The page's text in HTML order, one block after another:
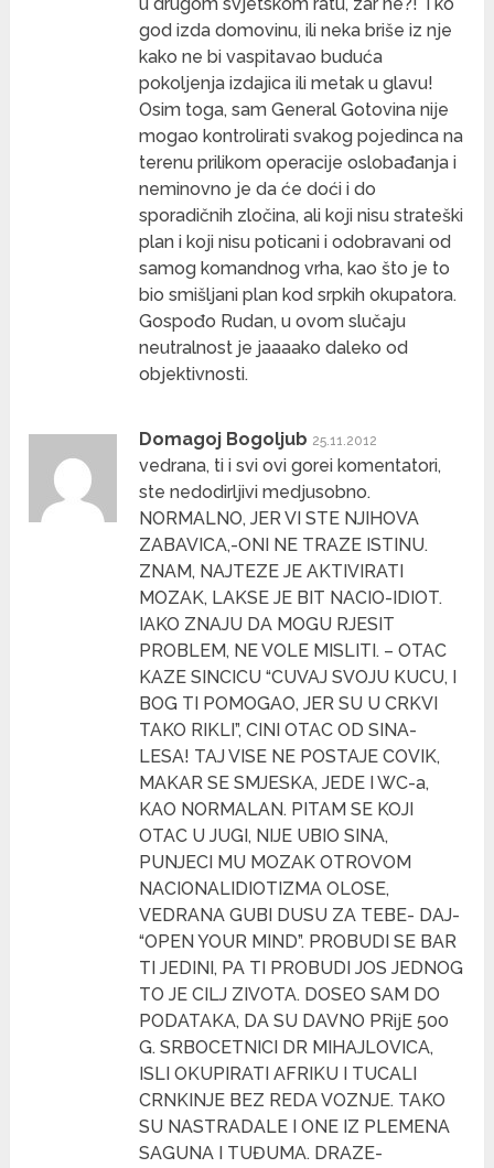
god izda domovinu, ili neka briše iz nje
kako ne bi vaspitavao buduća
pokoljenja izdajica ili metak u glavu!
Osim toga, sam General Gotovina nije
mogao kontrolirati svakog pojedinca na
terenu prilikom operacije oslobađanja i
neminovno je da će doći i do
sporadičnih zločina, ali koji nisu strateški
plan i koji nisu poticani i odobravani od
samog komandnog vrha, kao što je to
bio smišljani plan kod srpkih okupatora.
Gospođo Rudan, u ovom slučaju
neutralnost je jaaaako daleko od
objektivnosti.
Domagoj Bogoljub 25.11.2012
vedrana, ti i svi ovi gorei komentatori,
ste nedodirljivi medjusobno.
NORMALNO, JER VI STE NJIHOVA
ZABAVICA,-ONI NE TRAZE ISTINU.
ZNAM, NAJTEZE JE AKTIVIRATI
MOZAK, LAKSE JE BIT NACIO-IDIOT.
IAKO ZNAJU DA MOGU RJESIT
PROBLEM, NE VOLE MISLITI. – OTAC
KAZE SINCICU “CUVAJ SVOJU KUCU, I
BOG TI POMOGAO, JER SU U CRKVI
TAKO RIKLI”, CINI OTAC OD SINA-
LESA! TAJ VISE NE POSTAJE COVIK,
MAKAR SE SMJESKA, JEDE I WC-a,
KAO NORMALAN. PITAM SE KOJI
OTAC U JUGI, NIJE UBIO SINA,
PUNJECI MU MOZAK OTROVOM
NACIONALIDIOTIZMA OLOSE,
VEDRANA GUBI DUSU ZA TEBE- DAJ-
“OPEN YOUR MIND”. PROBUDI SE BAR
TI JEDINI, PA TI PROBUDI JOS JEDNOG
TO JE CILJ ZIVOTA. DOSEO SAM DO
PODATAKA, DA SU DAVNO PRijE 500
G. SRBOCETNICI DR MIHAJLOVICA,
ISLI OKUPIRATI AFRIKU I TUCALI
CRNKINJE BEZ REDA VOZNJE. TAKO
SU NASTRADALE I ONE IZ PLEMENA
SAGUNA I TUĐUMA. DRAZE-